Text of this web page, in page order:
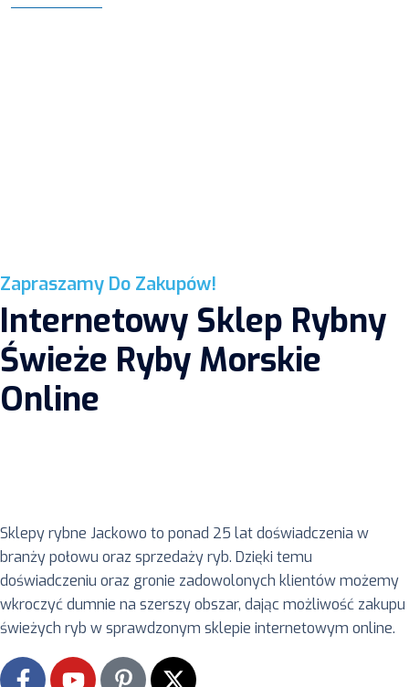
Zapraszamy Do Zakupów!
Internetowy Sklep Rybny
Świeże Ryby Morskie
Online
Sklepy rybne Jackowo to ponad 25 lat doświadczenia w
branży połowu oraz sprzedaży ryb. Dzięki temu
doświadczeniu oraz gronie zadowolonych klientów możemy
wkroczyć dumnie na szerszy obszar, dając możliwość zakupu
świeżych ryb w sprawdzonym sklepie internetowym online.